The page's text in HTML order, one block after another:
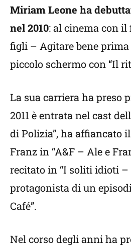
Miriam Leone ha
nel 2010: al cinema con il
figli – Agitare bene prima
piccolo schermo con “Il
La sua carriera ha preso
2011 è entrata nel cast
di Polizia”, ha affiancato
Franz in “A&F – Ale e
recitato in “I soliti idioti –
protagonista di un
Café”.
Nel corso degli anni ha